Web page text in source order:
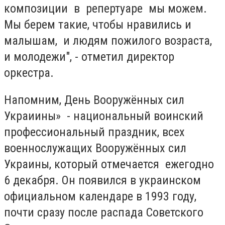
композиции в репертуаре мы можем.
Мы берем такие, чтобы нравились и
малышам, и людям пожилого возраста,
и молодежи", - отметил директор
оркестра.
Напомним, День Вооружённых сил
Украиины» - национальный воинский
профессиональный праздник, всех
военнослужащих Вооружённых сил
Украины, который отмечается ежегодно
6 декабря. Он появился в украинском
официальном календаре в 1993 году,
почти сразу после распада Советского